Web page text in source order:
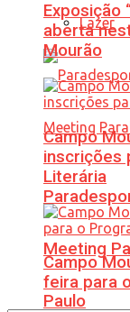
Lazer
Meeting
Paulo
Exposição
aberta
Mourão
Campo
inscrições
Literária
Campo
feira para